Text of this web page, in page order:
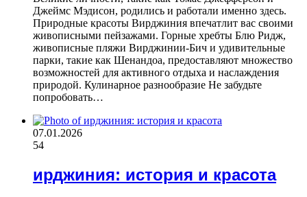
Джеймс Мэдисон, родились и работали именно здесь.
Природные красоты Вирджиния впечатлит вас своими
живописными пейзажами. Горные хребты Блю Ридж,
живописные пляжи Вирджинии-Бич и удивительные
парки, такие как Шенандоа, предоставляют множество
возможностей для активного отдыха и наслаждения
природой. Кулинарное разнообразие Не забудьте
попробовать…
07.01.2026
54
ирджиния: история и красота